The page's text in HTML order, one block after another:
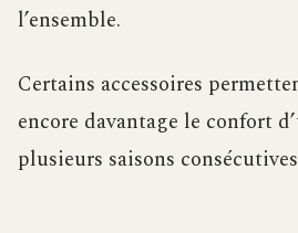
l’ensemble.
Certains accessoires
encore davantage le confort
plusieurs saisons